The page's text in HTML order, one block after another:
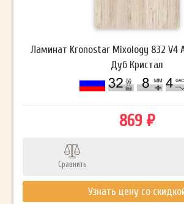
Ламинат Kronostar Mixology 832 V4
Дуб Кристал
869 ₽
Сравнить
Узнать цену со